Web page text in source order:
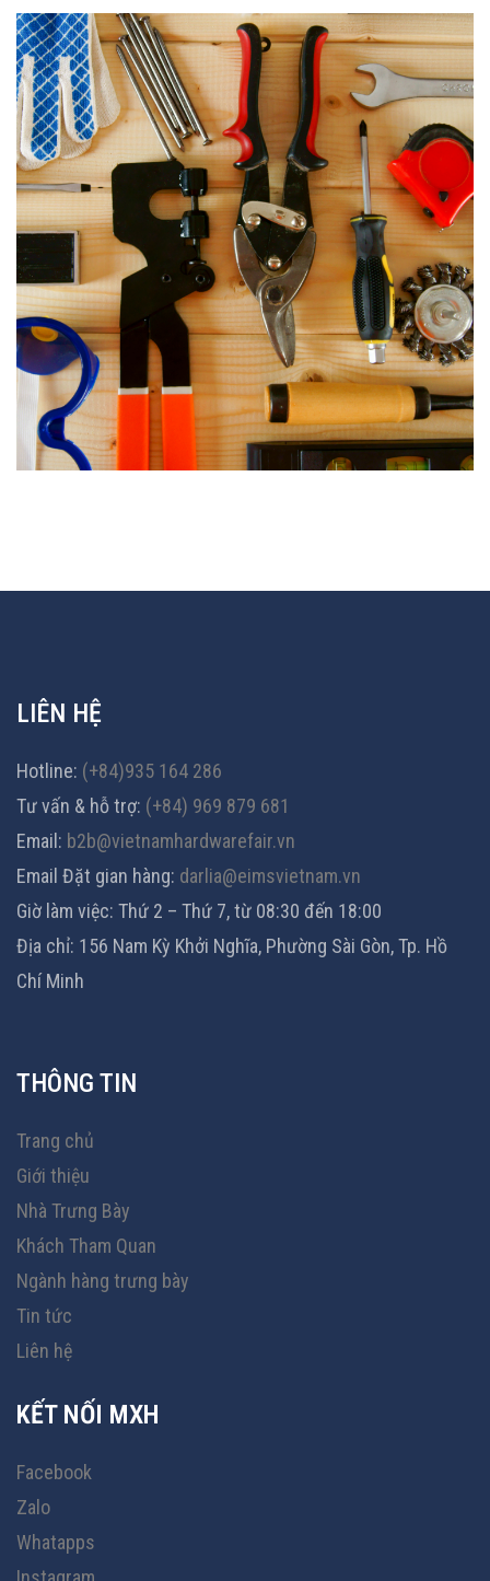
Dụng cụ chế biến gỗ
CÔNG CỤ DỤNG CỤ
LIÊN HỆ
Hotline: (+84)935 164 286
Tư vấn & hỗ trợ: (+84) 969 879 681
Email: b2b@vietnamhardwarefair.vn
Email Đặt gian hàng: darlia@eimsvietnam.vn
Giờ làm việc: Thứ 2 – Thứ 7, từ 08:30 đến 18:00
Địa chỉ: 156 Nam Kỳ Khởi Nghĩa, Phường Sài Gòn, Tp. Hồ
Chí Minh
THÔNG TIN
Trang chủ
Giới thiệu
Nhà Trưng Bày
Khách Tham Quan
Ngành hàng trưng bày
Tin tức
Liên hệ
KẾT NỐI MXH
Facebook
Zalo
Whatapps